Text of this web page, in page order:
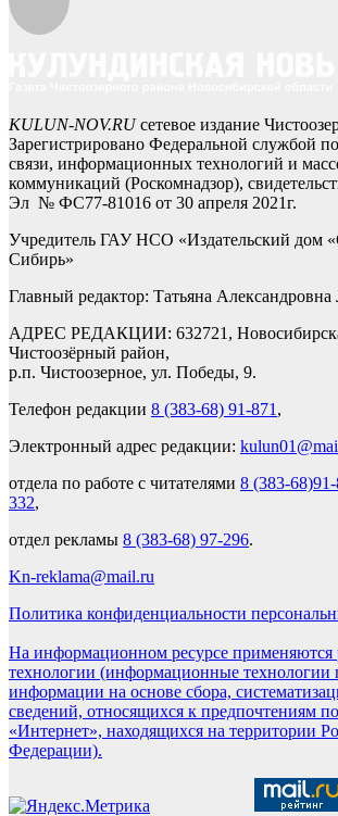
KULUN-NOV.RUсетевое издание
Зарегистрировано Федеральной службой
связи, информационных технологий и
коммуникаций (Роскомнадзор),
Эл № ФС77-81016 от 30 апреля 2021г.
Учредитель ГАУ НСО «Издательский дом
Сибирь»
Главный редактор: Татьяна
АДРЕС РЕДАКЦИИ: 632721,
Чистоозёрный район,
р.п. Чистоозерное, ул. Победы, 9.
Телефон редакции 8 (383-68) 91-871 ,
Электронный адрес редакции:
отдела по работе с читателями 8 (383-68)91-
332,
отдел рекламы 8 (383-68) 97-296.
Kn-reklama@mail.ru
Политика конфиденциальности
На информационном ресурсе применяются
технологии (информационные технологии
информации на основе сбора,
сведений, относящихся к предпочтениям
«Интернет», находящихся на территории
Федерации).